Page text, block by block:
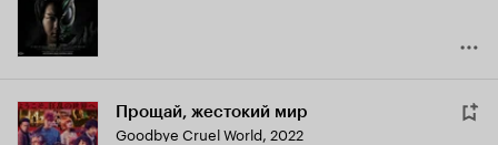
Прощай, жестокий мир
Goodbye Cruel World, 2022